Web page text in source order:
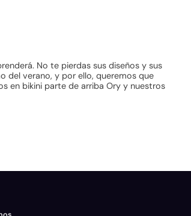
No te pierdas sus diseños y sus
del verano, y por ello, queremos que
en bikini parte de arriba Ory y nuestros